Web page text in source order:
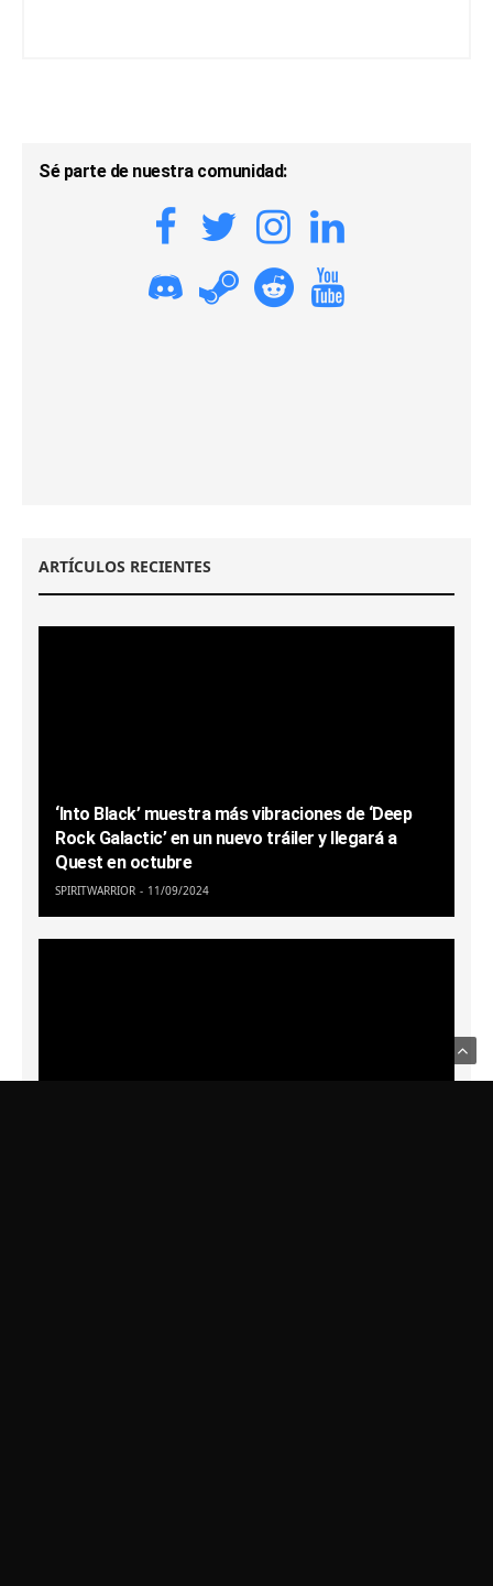
Sé parte de nuestra comunidad:
ARTÍCULOS RECIENTES
‘Into Black’ muestra más vibraciones de ‘Deep
Rock Galactic’ en un nuevo tráiler y llegará a
Quest en octubre
SPIRITWARRIOR 11/09/2024